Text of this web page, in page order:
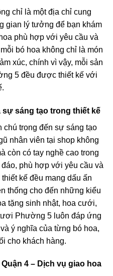
chỉ là một địa chỉ cung
gian lý tưởng để bạn khám
phù hợp với yêu cầu và
bó hoa không chỉ là món
xúc, chính vì vậy, mỗi sản
5 đều được thiết kế với
sáng tạo trong thiết kế
trọng đến sự sáng tạo
nhân viên tại shop không
còn có tay nghề cao trong
phù hợp với yêu cầu và
kế đều mang dấu ấn
thống cho đến những kiểu
tặng sinh nhật, hoa cưới,
Phường 5 luôn đáp ứng
ý nghĩa của từng bó hoa,
cho khách hàng.
4 – Dịch vụ giao hoa